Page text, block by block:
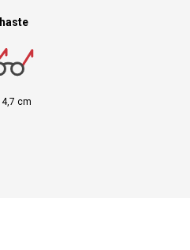
haste
cm